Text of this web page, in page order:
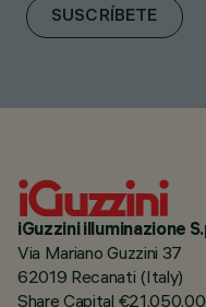
SUSCRÍBETE
iGuzzini illuminazione
Via Mariano Guzzini 37
62019 Recanati (Italy)
Share Capital